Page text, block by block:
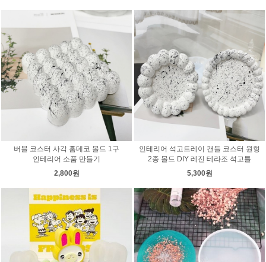
버블 코스터 사각 홈데코 몰드 1구
인테리어 소품 만들기
2,800원
인테리어 석고트레이 캔들 코스터 원형
2종 몰드 DIY 레진 테라조 석고틀
5,300원